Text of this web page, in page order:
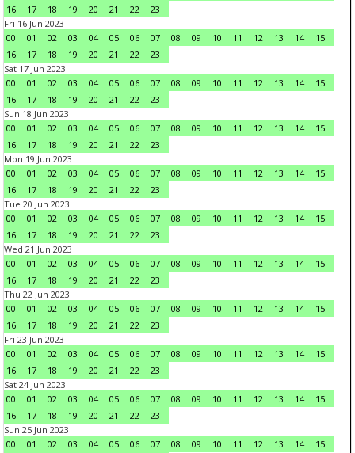
16
17 18 19 20 21 22
23
Fri 16 Jun 2023
00
01 02 03 04 05 06 07 08 09 10 11 12 13 14
15
16
17 18 19 20 21 22
23
Sat 17 Jun 2023
00
01 02 03 04 05 06 07 08 09 10 11 12 13 14
15
16
17 18 19 20 21 22
23
Sun 18 Jun 2023
00
01 02 03 04 05 06 07 08 09 10 11 12 13 14
15
16
17 18 19 20 21 22
23
Mon 19 Jun 2023
00
01 02 03 04 05 06 07 08 09 10 11 12 13 14
15
16
17 18 19 20 21 22
23
Tue 20 Jun 2023
00
01 02 03 04 05 06 07 08 09 10 11 12 13 14
15
16
17 18 19 20 21 22
23
Wed 21 Jun 2023
00
01 02 03 04 05 06 07 08 09 10 11 12 13 14
15
16
17 18 19 20 21 22
23
Thu 22 Jun 2023
00
01 02 03 04 05 06 07 08 09 10 11 12 13 14
15
16
17 18 19 20 21 22
23
Fri 23 Jun 2023
00
01 02 03 04 05 06 07 08 09 10 11 12 13 14
15
16
17 18 19 20 21 22
23
Sat 24 Jun 2023
00
01 02 03 04 05 06 07 08 09 10 11 12 13 14
15
16
17 18 19 20 21 22
23
Sun 25 Jun 2023
00
01 02 03 04 05 06 07 08 09 10 11 12 13 14
15